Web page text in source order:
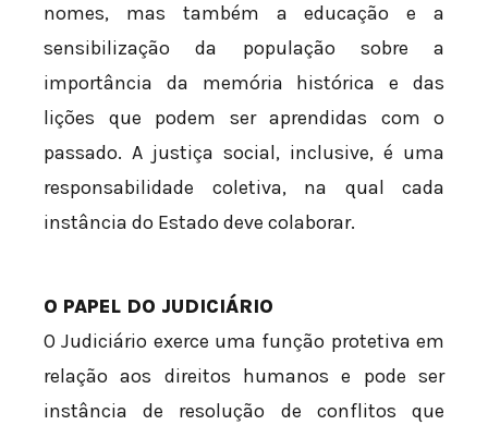
nomes, mas também a educação e a
sensibilização da população sobre a
importância da memória histórica e das
lições que podem ser aprendidas com o
passado. A justiça social, inclusive, é uma
responsabilidade coletiva, na qual cada
instância do Estado deve colaborar.
O PAPEL DO JUDICIÁRIO
O Judiciário exerce uma função protetiva em
relação aos direitos humanos e pode ser
instância de resolução de conflitos que